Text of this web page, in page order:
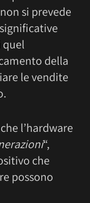
si prevede
della
le vendite
l’hardware
“,
che
possono